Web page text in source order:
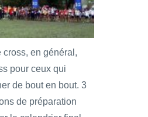
cross, en général,
pour ceux qui
de bout en bout. 3
de préparation